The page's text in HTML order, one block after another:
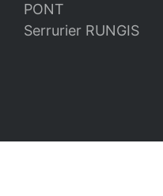
PONT
Serrurier RUNGIS